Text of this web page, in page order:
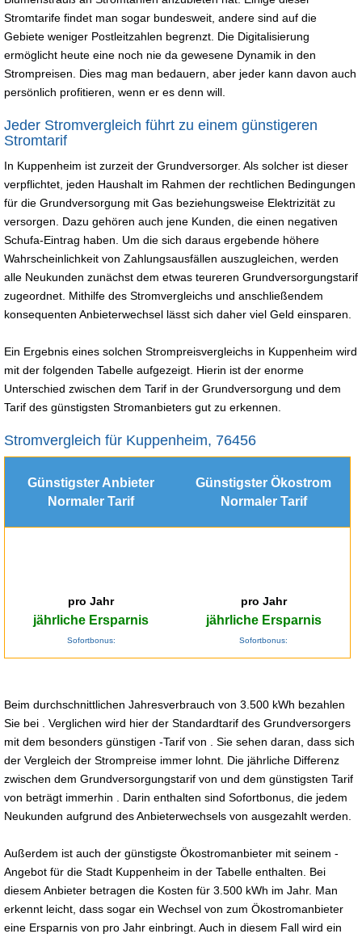
Stromtarife findet man sogar bundesweit, andere sind auf die
Gebiete weniger Postleitzahlen begrenzt. Die Digitalisierung
ermöglicht heute eine noch nie da gewesene Dynamik in den
Strompreisen. Dies mag man bedauern, aber jeder kann davon auch
persönlich profitieren, wenn er es denn will.
Jeder Stromvergleich führt zu einem günstigeren
Stromtarif
In Kuppenheim ist zurzeit der Grundversorger. Als solcher ist dieser
verpflichtet, jeden Haushalt im Rahmen der rechtlichen Bedingungen
für die Grundversorgung mit Gas beziehungsweise Elektrizität zu
versorgen. Dazu gehören auch jene Kunden, die einen negativen
Schufa-Eintrag haben. Um die sich daraus ergebende höhere
Wahrscheinlichkeit von Zahlungsausfällen auszugleichen, werden
alle Neukunden zunächst dem etwas teureren Grundversorgungstarif
zugeordnet. Mithilfe des Stromvergleichs und anschließendem
konsequenten Anbieterwechsel lässt sich daher viel Geld einsparen.
Ein Ergebnis eines solchen Strompreisvergleichs in Kuppenheim wird
mit der folgenden Tabelle aufgezeigt. Hierin ist der enorme
Unterschied zwischen dem Tarif in der Grundversorgung und dem
Tarif des günstigsten Stromanbieters gut zu erkennen.
Stromvergleich für Kuppenheim, 76456
Günstigster Anbieter
Normaler Tarif
Günstigster Ökostrom
Normaler Tarif
pro Jahr
jährliche Ersparnis
Sofortbonus:
pro Jahr
jährliche Ersparnis
Sofortbonus:
Beim durchschnittlichen Jahresverbrauch von 3.500 kWh bezahlen
Sie bei . Verglichen wird hier der Standardtarif des Grundversorgers
mit dem besonders günstigen -Tarif von . Sie sehen daran, dass sich
der Vergleich der Strompreise immer lohnt. Die jährliche Differenz
zwischen dem Grundversorgungstarif von und dem günstigsten Tarif
von beträgt immerhin . Darin enthalten sind Sofortbonus, die jedem
Neukunden aufgrund des Anbieterwechsels von ausgezahlt werden.
Außerdem ist auch der günstigste Ökostromanbieter mit seinem -
Angebot für die Stadt Kuppenheim in der Tabelle enthalten. Bei
diesem Anbieter betragen die Kosten für 3.500 kWh im Jahr. Man
erkennt leicht, dass sogar ein Wechsel von zum Ökostromanbieter
eine Ersparnis von pro Jahr einbringt. Auch in diesem Fall wird ein